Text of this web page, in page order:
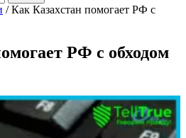
/Как Казахстан помогает РФ с
РФ с обходом